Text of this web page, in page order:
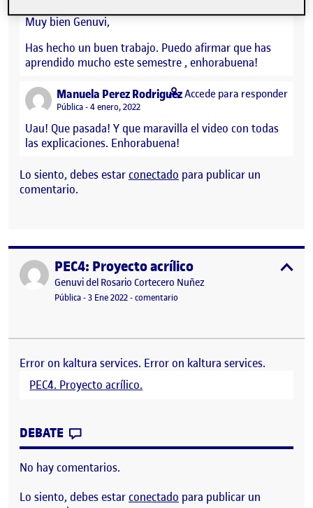
Muy bien Genuvi,
Has hecho un buen trabajo. Puedo afirmar que has
aprendido mucho este semestre , enhorabuena!
Manuela Perez Rodriguezsays:
Visibilidad:
Pública 4 enero, 2022
Uau! Que pasada! Y que maravilla el video con todas
las explicaciones. Enhorabuena!
Accede para responder
Lo siento, debes estarconectado para publicar un
comentario.
Publicado porPEC4: Proyecto acrílico
Publicado por
Genuvi del Rosario Cortecero Nuñez
Visibilidad:
Pública-Fecha de publicación
3 Ene 2022-comentario
Error on kaltura services. Error on kaltura services.
PEC4. Proyecto acrílico.
DEBATE
No hay comentarios.
Lo siento, debes estarconectado para publicar un